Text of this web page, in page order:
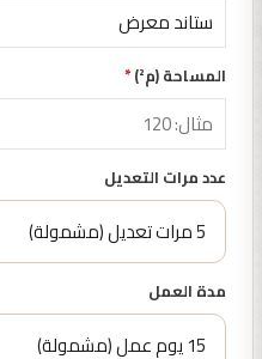
المساحة (م²) *
عدد مرات التعديل
مدة العمل